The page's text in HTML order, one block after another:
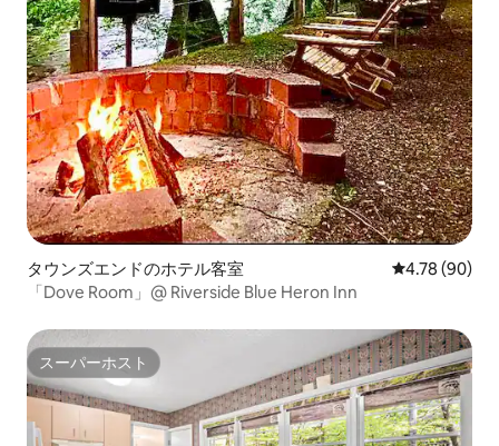
タウンズエンドのホテル客室 レビュー90
4.78 (90)
「Dove Room」@ Riverside Blue Heron Inn
スーパーホスト
スーパーホスト